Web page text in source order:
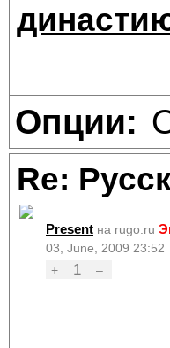
Опции:
Re:
Present на rugo.ru
03, June, 2009 23:52
+
1 –